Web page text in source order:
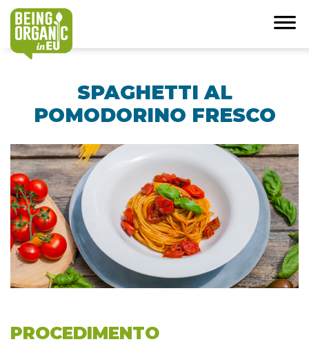
SPAGHETTI AL
POMODORINO FRESCO
PROCEDIMENTO